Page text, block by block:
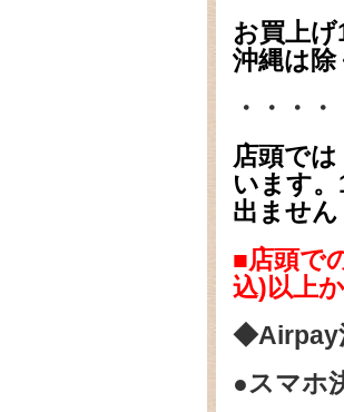
お買上
沖縄は除
・・・
店頭で
います
出ません
■店頭で
込)以上
◆Airpay
●スマホ